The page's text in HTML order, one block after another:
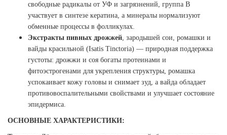
свободные радикалы от УФ и загрязнений, группа В
участвует в синтезе кератина, а минералы нормализуют
обменные процессы в фолликулах.
Экстракты пивных дрожжей, зародышей сои, ромашки и
вайды красильной (Isatis Tinctoria) — природная поддержка
густоты: дрожжи и соя богаты протеинами и
фитоэстрогенами для укрепления структуры, ромашка
успокаивает кожу головы и снимает зуд, а вайда обладает
противовоспалительными свойствами и улучшает состояние
эпидермиса.
ОСНОВНЫЕ ХАРАКТЕРИСТИКИ: